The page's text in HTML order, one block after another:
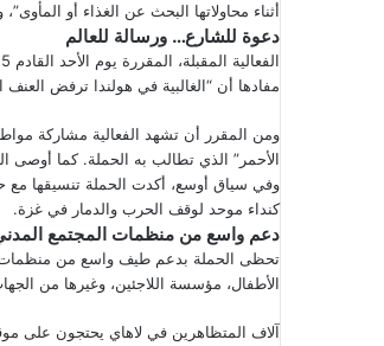
أثناء محاولاتها البحث عن الغذاء أو
دعوة للشارع… ورسالة للعالم
مفادها أن “الغالبية في هولندا ترفض
ومن المقرر أن تشهد الفعالية مشاركة
الأحمر” الذي تطالب به الحملة. كما
وفي سياق أوسع، أكدت الحملة تنسيقها مع
كنداء موحد لوقف الحرب والدمار في غزة.
دعم واسع من منظمات المجتمع
تحظى الحملة بدعم طيف واسع من منظمات
الأطفال، مؤسسة اللاجئين، وغيرها من
آلاف المتظاهرين في لاهاي يحتجون على